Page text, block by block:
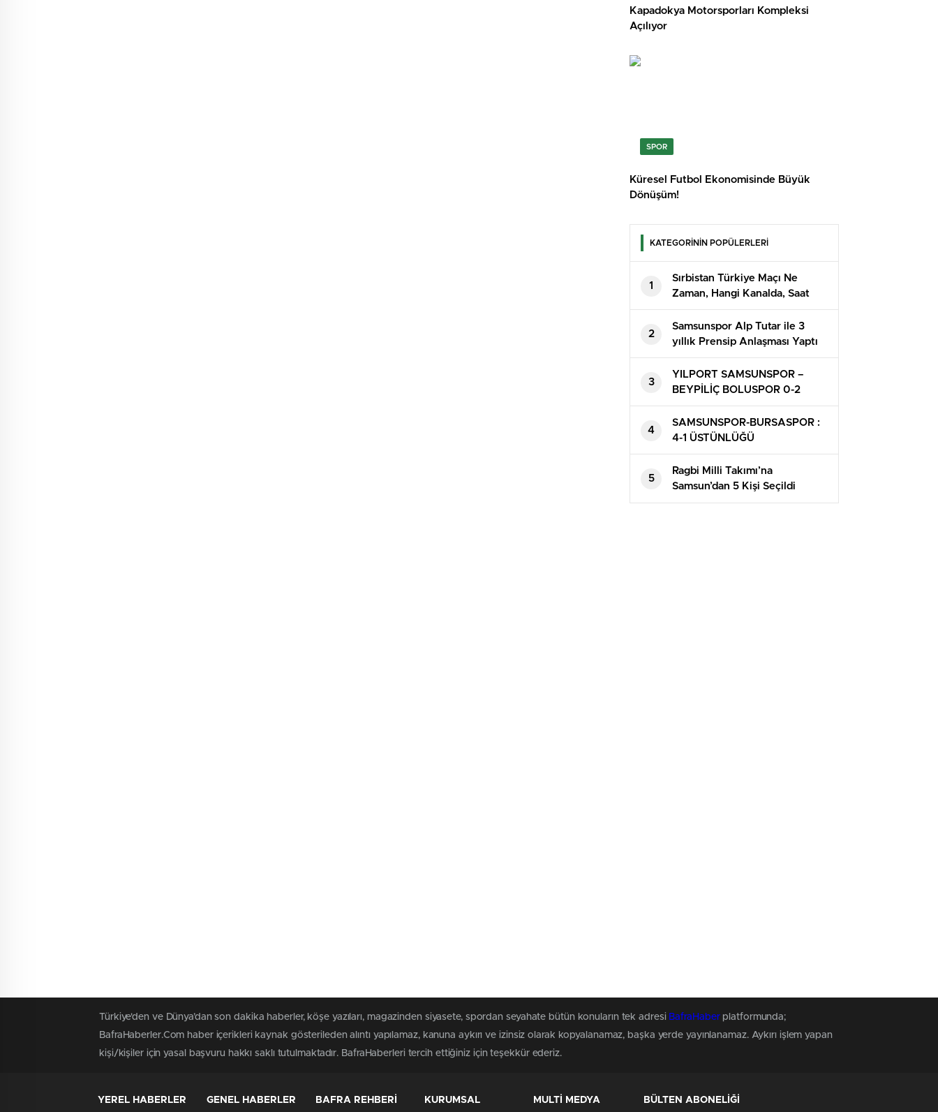
Kapadokya Motorsporları Kompleksi
Açılıyor
SPOR
Küresel Futbol Ekonomisinde Büyük
Dönüşüm!
KATEGORİNİN POPÜLERLERİ
1
Sırbistan Türkiye Maçı Ne
Zaman, Hangi Kanalda, Saat
Kaçta?
2
Samsunspor Alp Tutar ile 3
yıllık Prensip Anlaşması Yaptı
3
YILPORT SAMSUNSPOR –
BEYPİLİÇ BOLUSPOR 0-2
4
SAMSUNSPOR-BURSASPOR :
4-1 ÜSTÜNLÜĞÜ
5
Ragbi Milli Takımı’na
Samsun’dan 5 Kişi Seçildi
Türkiye'den ve Dünya’dan son dakika haberler, köşe yazıları, magazinden siyasete, spordan seyahate bütün konuların tek adresi BafraHaberplatformunda;
BafraHaberler.Com haber içerikleri kaynak gösterileden alıntı yapılamaz, kanuna aykırı ve izinsiz olarak kopyalanamaz, başka yerde yayınlanamaz. Aykırı işlem yapan
kişi/kişiler için yasal başvuru hakkı saklı tutulmaktadır. BafraHaberleri tercih ettiğiniz için teşekkür ederiz.
YEREL HABERLER GENEL HABERLER BAFRA REHBERİ KURUMSAL MULTİ MEDYA BÜLTEN ABONELİĞİ